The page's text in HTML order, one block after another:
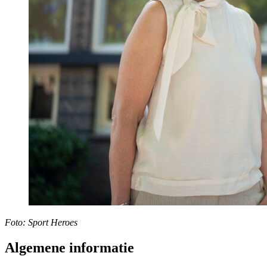
Foto: Sport Heroes
Algemene informatie